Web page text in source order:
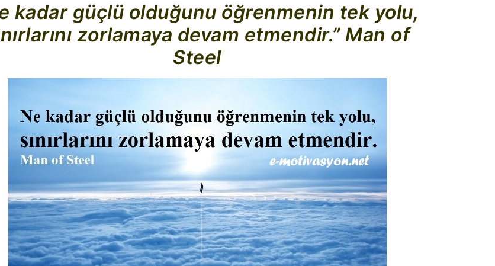
kadar güçlü olduğunu öğrenmenin tek yolu,
zorlamaya devam etmendir.” Man of
Steel